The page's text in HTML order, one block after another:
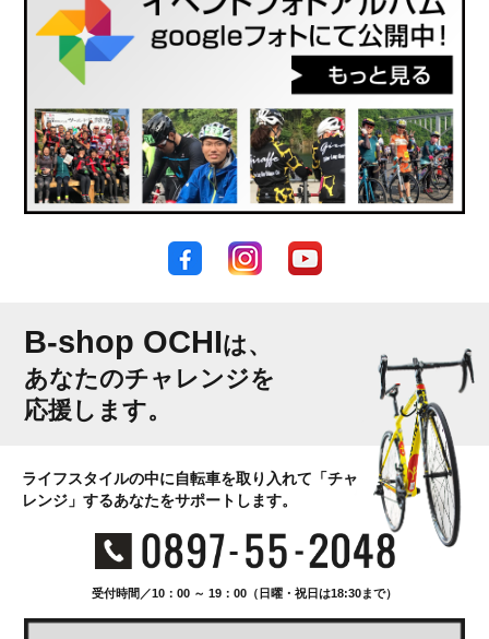
B-shop OCHIは、
あなたのチャレンジを
応援します。
ライフスタイルの中に自転車を取り入れて「チャ
レンジ」するあなたをサポートします。
受付時間／10：00 ～ 19：00（日曜・祝日は18:30まで）